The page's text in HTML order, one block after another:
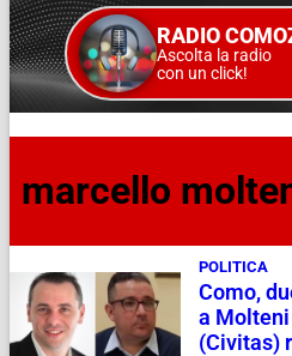
RADIO
Ascolta la radio
con un click!
marcello
POLITICA
Como,
a Molteni
(Civitas)